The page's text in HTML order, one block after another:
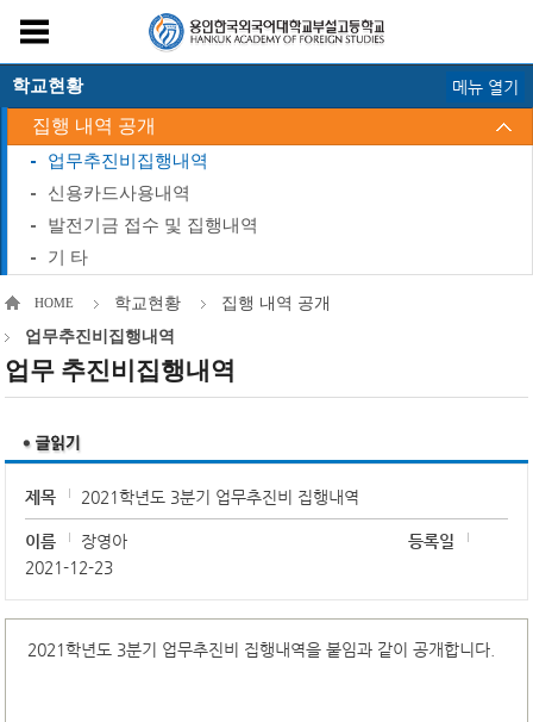
학교현황
집행 내역 공개
업무추진비집행내역
신용카드사용내역
발전기금 접수 및 집행내역
기 타
메뉴 열기
HOME 학교현황
집행 내역 공개
업무추진비집행내역
업무 추진비집행내역
제목 2021학년도 3분기 업무추진비 집행내역
이름 장영아
등록일
2021-12-23
2021학년도 3분기 업무추진비 집행내역을 붙임과 같이 공개합니다.